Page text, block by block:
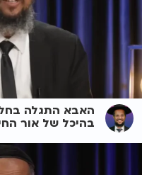
האבא התגלה
בהיכל של אור